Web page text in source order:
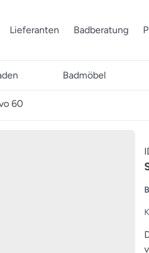
Lieferanten Badberatung
Badmöbel
60